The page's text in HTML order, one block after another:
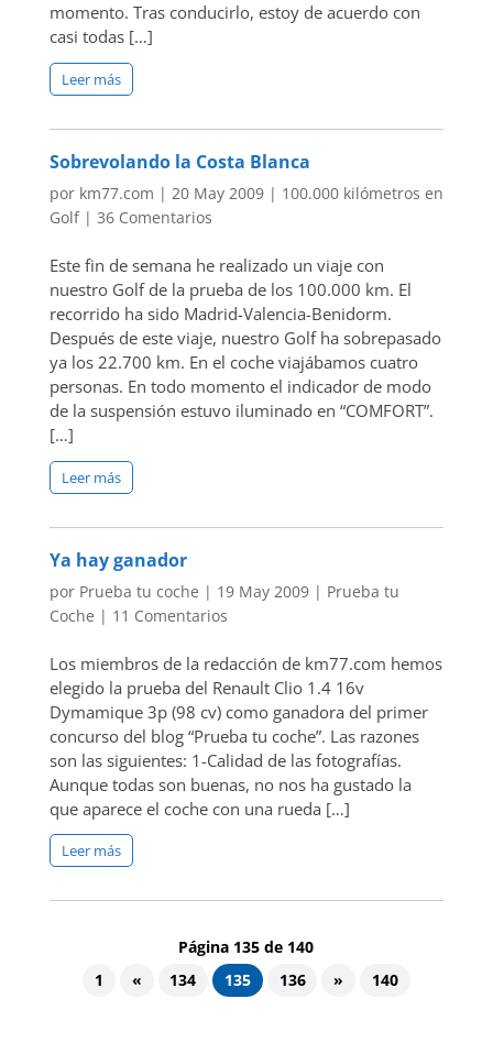
momento. Tras conducirlo, estoy de acuerdo con
casi todas […]
Leer más
Sobrevolando la Costa Blanca
por km77.com | 20 May 2009| 100.000 kilómetros en
Golf| 36 Comentarios
Este fin de semana he realizado un viaje con
nuestro Golf de la prueba de los 100.000 km. El
recorrido ha sido Madrid-Valencia-Benidorm.
Después de este viaje, nuestro Golf ha sobrepasado
ya los 22.700 km. En el coche viajábamos cuatro
personas. En todo momento el indicador de modo
de la suspensión estuvo iluminado en “COMFORT”.
[…]
Leer más
Ya hay ganador
por Prueba tu coche | 19 May 2009| Prueba tu
Coche | 11 Comentarios
Los miembros de la redacción de km77.com hemos
elegido la prueba del Renault Clio 1.4 16v
Dymamique 3p (98 cv) como ganadora del primer
concurso del blog “Prueba tu coche”. Las razones
son las siguientes: 1-Calidad de las fotografías.
Aunque todas son buenas, no nos ha gustado la
que aparece el coche con una rueda […]
Leer más
Página 135 de 140
1
« 134 135 136 » 140